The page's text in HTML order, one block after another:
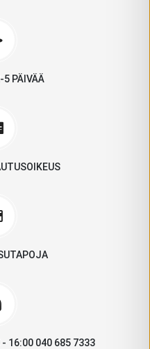
PÄIVÄÄ
- 16:00 040 685 7333